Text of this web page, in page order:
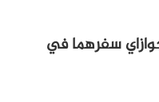
سفرهما في